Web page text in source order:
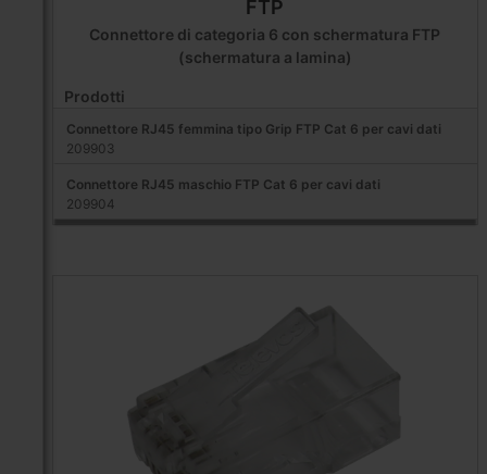
FTP
Connettore di categoria 6 con schermatura FTP
(schermatura a lamina)
Prodotti
Connettore RJ45 femmina tipo Grip FTP Cat 6 per cavi dati
209903
Connettore RJ45 maschio FTP Cat 6 per cavi dati
209904